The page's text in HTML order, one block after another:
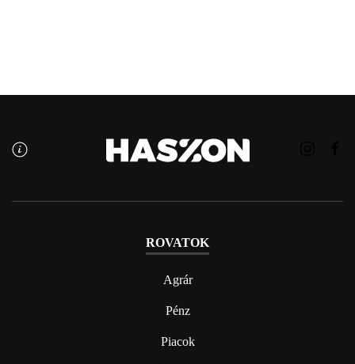
ROVATOK
Agrár
Pénz
Piacok